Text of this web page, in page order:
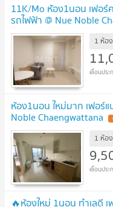
11K/Mo ห้อง1นอน เฟอ
รถไฟฟ้า @ Nue Noble
1 ห้อ
ห้อง1นอน ใหม่มาก เฟอร์แ
Noble Chaengwattana
1 ห้อ
🔥ห้องใหม่ 1นอน ทำเลดี